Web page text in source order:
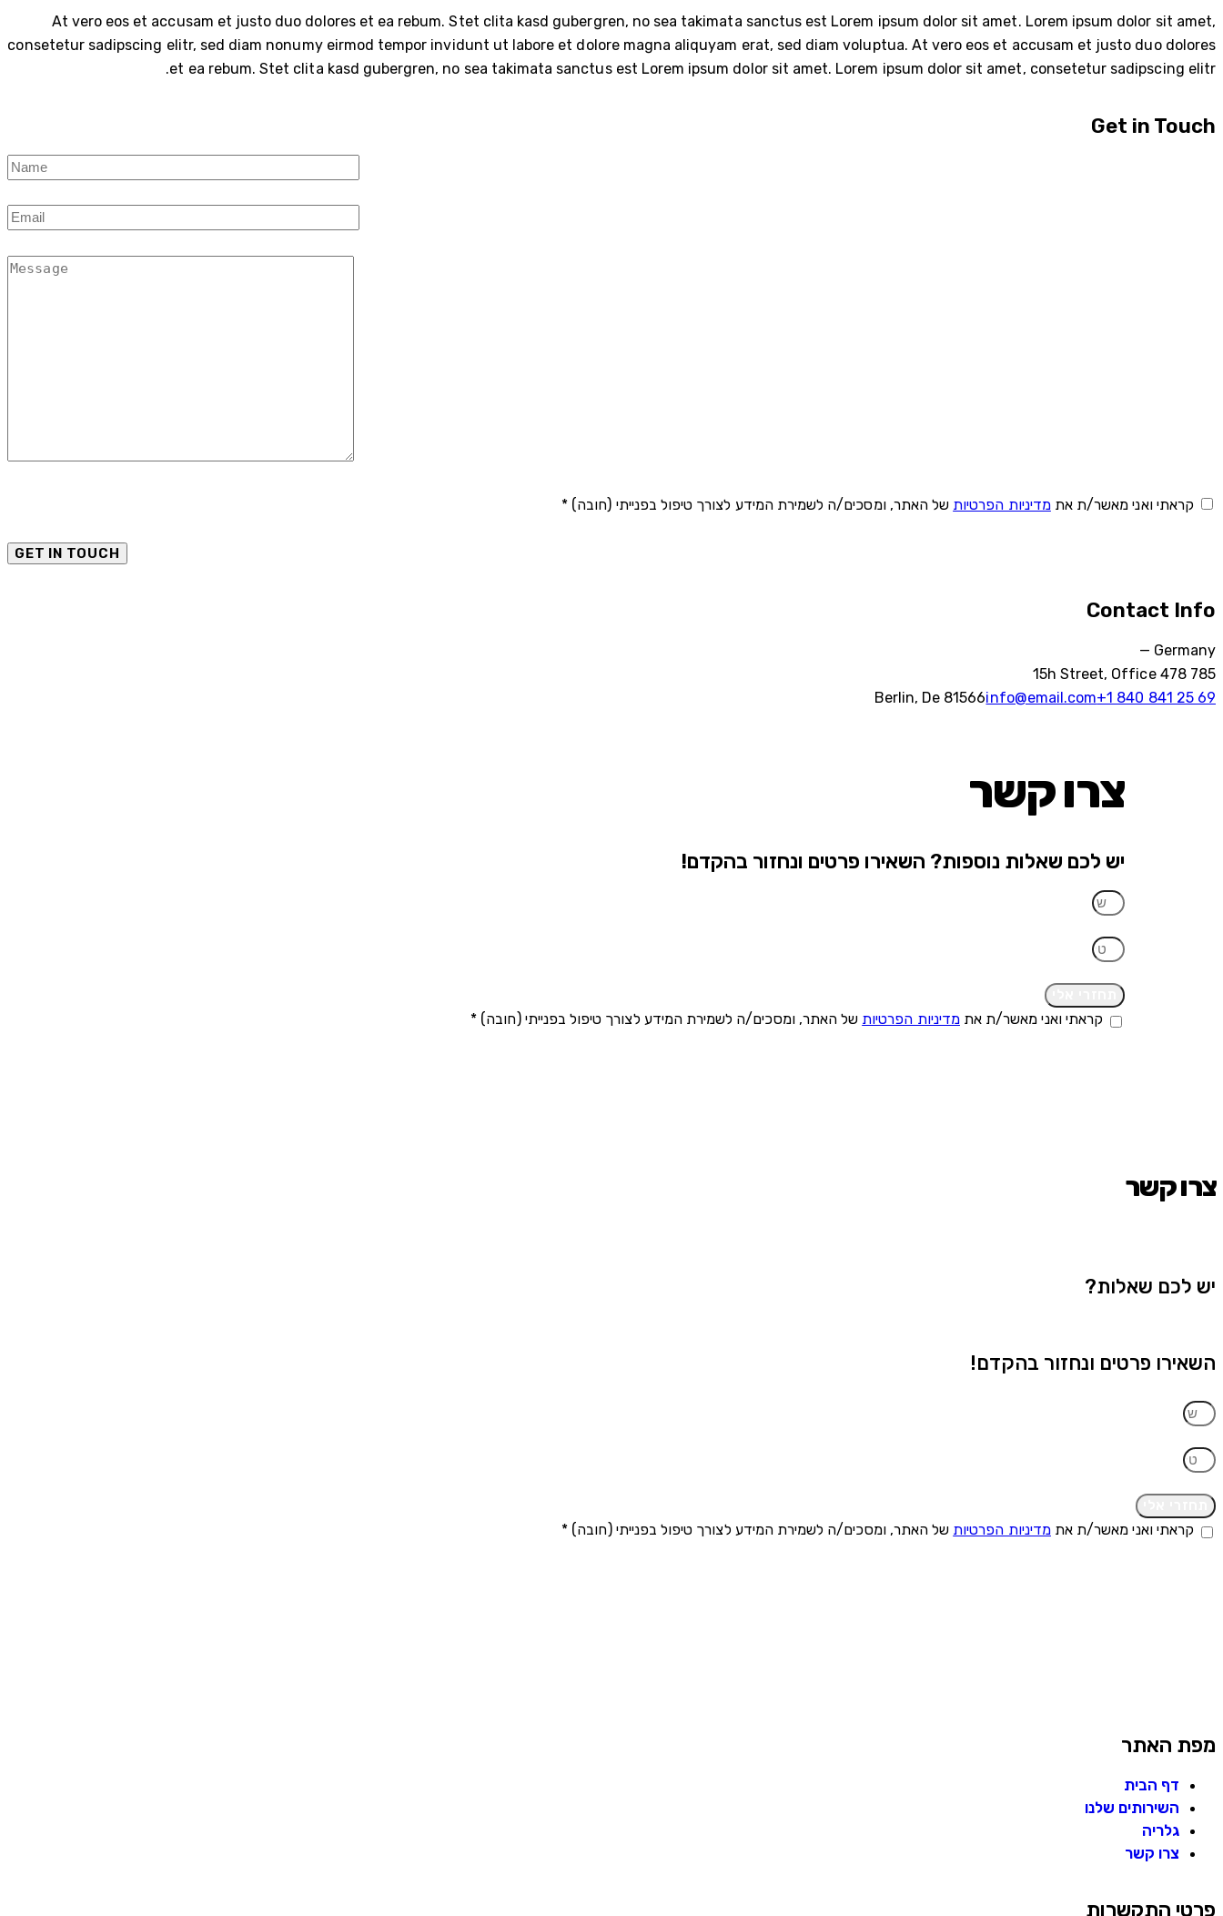
At vero eos et accusam et justo duo dolores et ea rebum. Stet clita kasd gubergren, no sea takimata sanctus est Lorem ipsum dolor sit amet. Lorem ipsum dolor sit amet,
consetetur sadipscing elitr, sed diam nonumy eirmod tempor invidunt ut labore et dolore magna aliquyam erat, sed diam voluptua. At vero eos et accusam et justo duo dolores
et ea rebum. Stet clita kasd gubergren, no sea takimata sanctus est Lorem ipsum dolor sit amet. Lorem ipsum dolor sit amet, consetetur sadipscing elitr.
Get in Touch
קראתי ואני מאשר/ת אתמדיניות הפרטיות של האתר, ומסכים/ה לשמירת המידע לצורך טיפול בפנייתי (חובה) *
Contact Info
Germany —
785 15h Street, Office 478
Berlin, De 81566info@email.com+1 840 841 25 69
צרו קשר
יש לכם שאלות נוספות? השאירו פרטים ונחזור בהקדם!
קראתי ואני מאשר/ת אתמדיניות הפרטיות של האתר, ומסכים/ה לשמירת המידע לצורך טיפול בפנייתי (חובה) *
צרו קשר
יש לכם שאלות?
השאירו פרטים ונחזור בהקדם!
קראתי ואני מאשר/ת אתמדיניות הפרטיות של האתר, ומסכים/ה לשמירת המידע לצורך טיפול בפנייתי (חובה) *
מפת האתר
דף הבית
השירותים שלנו
גלריה
צרו קשר
פרטי התקשרות